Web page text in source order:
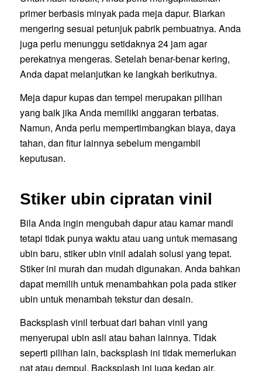
primer berbasis minyak pada meja dapur. Biarkan
mengering sesuai petunjuk pabrik pembuatnya. Anda
juga perlu menunggu setidaknya 24 jam agar
perekatnya mengeras. Setelah benar-benar kering,
Anda dapat melanjutkan ke langkah berikutnya.
Meja dapur kupas dan tempel merupakan pilihan
yang baik jika Anda memiliki anggaran terbatas.
Namun, Anda perlu mempertimbangkan biaya, daya
tahan, dan fitur lainnya sebelum mengambil
keputusan.
Stiker ubin cipratan vinil
Bila Anda ingin mengubah dapur atau kamar mandi
tetapi tidak punya waktu atau uang untuk memasang
ubin baru, stiker ubin vinil adalah solusi yang tepat.
Stiker ini murah dan mudah digunakan. Anda bahkan
dapat memilih untuk menambahkan pola pada stiker
ubin untuk menambah tekstur dan desain.
Backsplash vinil terbuat dari bahan vinil yang
menyerupai ubin asli atau bahan lainnya. Tidak
seperti pilihan lain, backsplash ini tidak memerlukan
nat atau dempul. Backsplash ini juga kedap air,